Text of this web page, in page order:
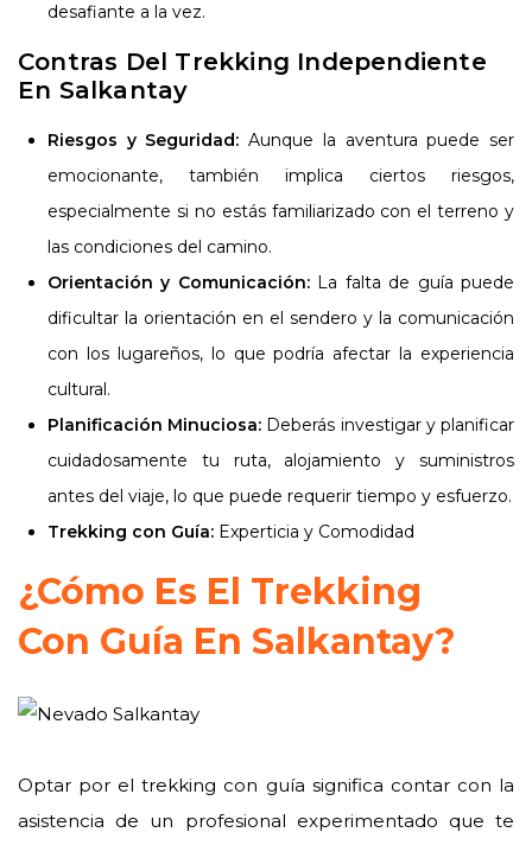
desafiante a la vez.
Contras Del Trekking Independiente
En Salkantay
Riesgos y Seguridad: Aunque la aventura puede ser
emocionante, también implica ciertos riesgos,
especialmente si no estás familiarizado con el terreno y
las condiciones del camino.
Orientación y Comunicación:La falta de guía puede
dificultar la orientación en el sendero y la comunicación
con los lugareños, lo que podría afectar la experiencia
cultural.
Planificación Minuciosa: Deberás investigar y planificar
cuidadosamente tu ruta, alojamiento y suministros
antes del viaje, lo que puede requerir tiempo y esfuerzo.
Trekking con Guía: Experticia y Comodidad
¿Cómo Es El Trekking
Con Guía En Salkantay?
Optar por el trekking con guía significa contar con la
asistencia de un profesional experimentado que te